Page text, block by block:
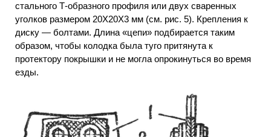
стального Т-образного профиля или двух сваренных
уголков размером 20X20X3 мм (см. рис. 5). Крепления к
диску — болтами. Длина «цепи» подбирается таким
образом, чтобы колодка была туго притянута к
протектору покрышки и не могла опрокинуться во время
езды.